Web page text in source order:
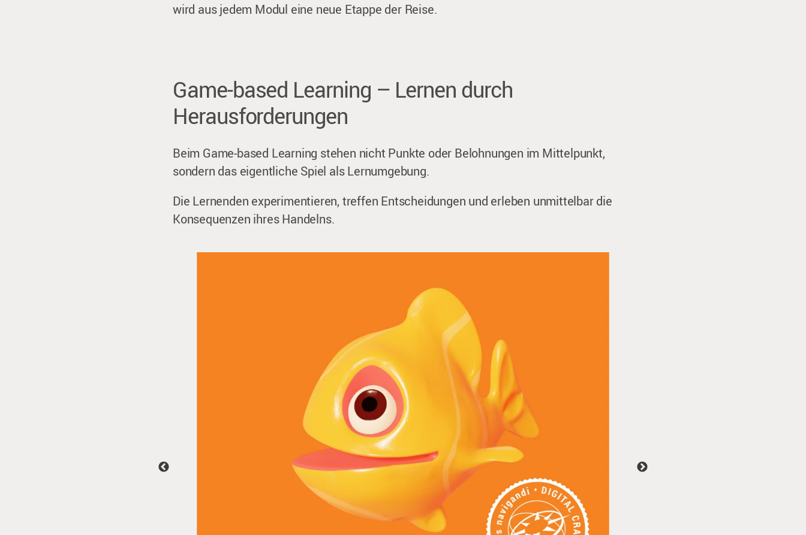
wird aus jedem Modul eine neue Etappe der Reise.
Game-based Learning – Lernen durch
Herausforderungen
Beim Game-based Learning stehen nicht Punkte oder Belohnungen im Mittelpunkt,
sondern das eigentliche Spiel als Lernumgebung.
Die Lernenden experimentieren, treffen Entscheidungen und erleben unmittelbar die
Konsequenzen ihres Handelns.